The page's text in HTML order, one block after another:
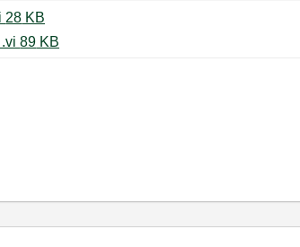
パルス発生 on demand.vi ‏28 KB
パルス発生 on demand２.vi ‏89 KB